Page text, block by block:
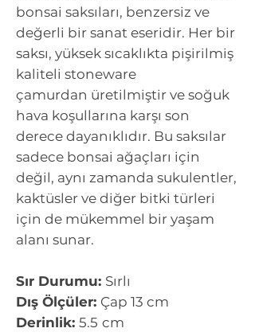
bonsai saksıları, benzersiz ve
değerli bir sanat eseridir. Her bir
saksı, yüksek sıcaklıkta pişirilmiş
kaliteli stoneware
çamurdan üretilmiştir ve soğuk
hava koşullarına karşı son
derece dayanıklıdır. Bu saksılar
sadece bonsai ağaçları için
değil, aynı zamanda sukulentler,
kaktüsler ve diğer bitki türleri
için de mükemmel bir yaşam
alanı sunar.
Sır Durumu: Sırlı
Dış Ölçüler: Çap 13 cm
Derinlik: 5.5 cm